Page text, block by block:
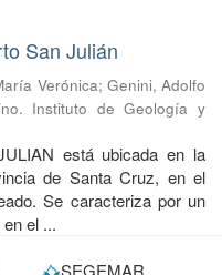
San Julián
Verónica; Genini, Adolfo
Instituto de Geología y
está ubicada en la
de Santa Cruz, en el
Se caracteriza por un
el ...
SEGEMAR